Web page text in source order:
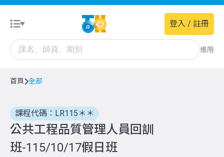
進階
登入 / 註冊
首頁 全部
課程代碼：LR115＊＊
公共工程品質管理人員回訓
班-115/10/17假日班